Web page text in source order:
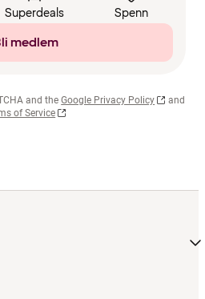
Superdeals Spenn
medlem
and the Google Privacy Policy
and
of Service